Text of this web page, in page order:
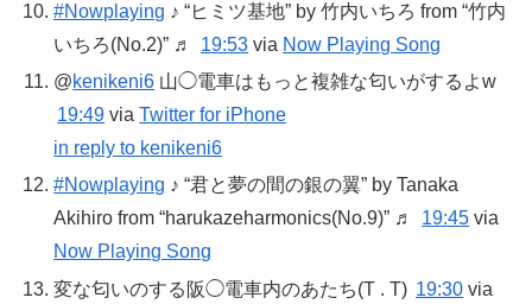
#Nowplaying ♪ “ヒミツ基地” by 竹内いちろ from “竹内
いちろ(No.2)” ♬
19:53 via Now Playing Song
@kenikeni6 山◯電車はもっと複雑な匂いがするよw
19:49 viaTwitter for iPhone
in reply to kenikeni6
#Nowplaying ♪ “君と夢の間の銀の翼” by Tanaka
Akihiro from “harukazeharmonics(No.9)” ♬
19:45 via
Now Playing Song
変な匂いのする阪◯電車内のあたち(T . T) 19:30 via